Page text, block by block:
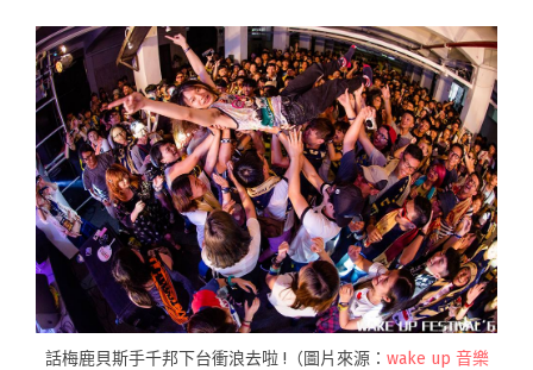
話梅鹿貝斯手千邦下台衝浪去啦 !（圖片來源： wake up 音樂